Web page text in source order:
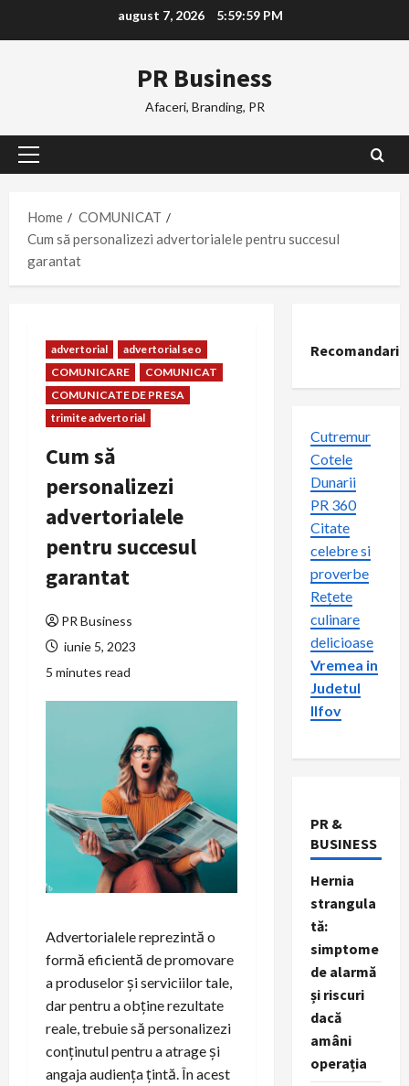
august 7, 2026 6:00:00 PM
PR Business
Afaceri, Branding, PR
Primary
Home
COMUNICAT
Cum să personalizezi advertorialele pentru succesul
garantat
advertorial
advertorial seo
COMUNICARE
COMUNICAT
COMUNICATE DE PRESA
trimite advertorial
Cum să
personalizezi
advertorialele
pentru succesul
garantat
PR Business
iunie 5, 2023
5 minutes read
Advertorialele reprezintă o
formă eficientă de promovare
a produselor și serviciilor tale,
dar pentru a obține rezultate
reale, trebuie să personalizezi
conținutul pentru a atrage și
angaja audiența țintă. În acest
Recomandari
Cutremur
Cotele
Dunarii
PR 360
Citate
celebre si
proverbe
Rețete
culinare
delicioase
Vremea in
Judetul
Ilfov
PR &
BUSINESS
Hernia
strangula
tă:
simptome
de alarmă
și riscuri
dacă
amâni
operația